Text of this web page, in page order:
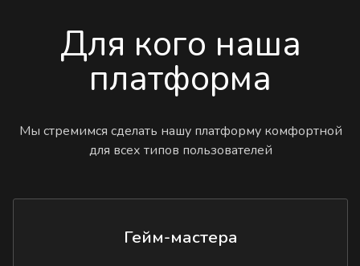
Для кого наша
платформа
Мы стремимся сделать нашу платформу комфортной
для всех типов пользователей
Гейм-мастера